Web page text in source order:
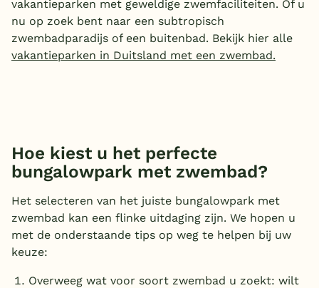
vakantieparken met geweldige zwemfaciliteiten. Of u
nu op zoek bent naar een subtropisch
zwembadparadijs of een buitenbad. Bekijk hier alle
vakantieparken in Duitsland met een zwembad.
Hoe kiest u het perfecte
bungalowpark met zwembad?
Het selecteren van het juiste bungalowpark met
zwembad kan een flinke uitdaging zijn. We hopen u
met de onderstaande tips op weg te helpen bij uw
keuze:
Overweeg wat voor soort zwembad u zoekt: wilt